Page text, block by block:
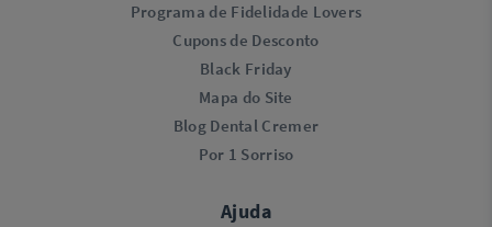
Programa de Fidelidade Lovers​
Cupons de Desconto
Black Friday
Mapa do Site
Blog Dental Cremer
Por 1 Sorriso
Ajuda